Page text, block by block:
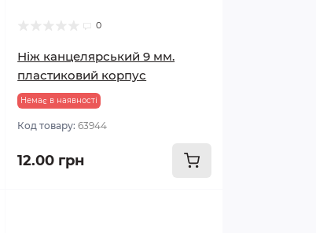
0
Ніж канцелярський 9 мм.
пластиковий корпус
Немає в наявності
Код товару:63944
12.00 грн